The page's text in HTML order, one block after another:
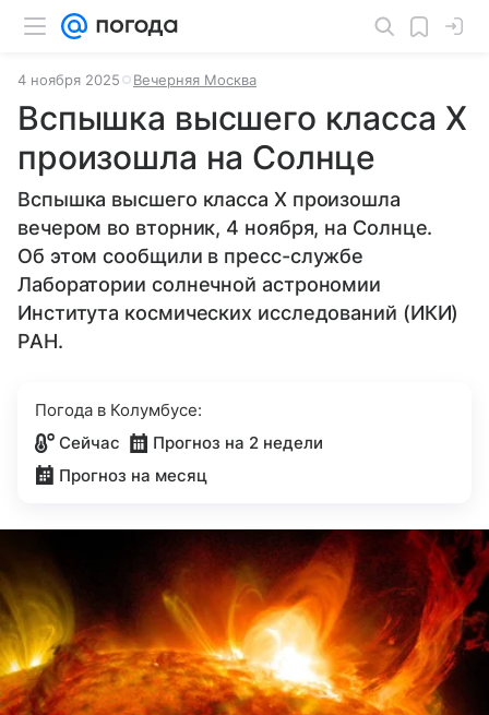
4 ноября 2025 Вечерняя Москва
Вспышка высшего класса X
произошла на Солнце
Вспышка высшего класса Х произошла
вечером во вторник, 4 ноября, на Солнце.
Об этом сообщили в пресс-службе
Лаборатории солнечной астрономии
Института космических исследований (ИКИ)
РАН.
Погода в Колумбусе:
Сейчас
Прогноз на 2 недели
Прогноз на месяц